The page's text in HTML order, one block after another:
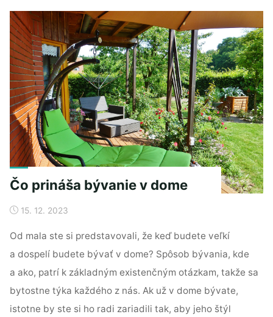
zariadeniami"
Čo prináša bývanie v dome
15. 12. 2023
Od mala ste si predstavovali, že keď budete veľkí
a dospelí budete bývať v dome? Spôsob bývania, kde
a ako, patrí k základným existenčným otázkam, takže sa
bytostne týka každého z nás. Ak už v dome bývate,
istotne by ste si ho radi zariadili tak, aby jeho štýl